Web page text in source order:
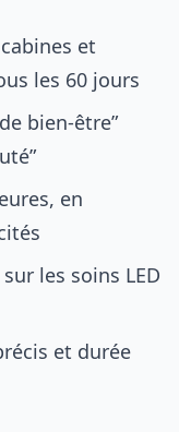
et
les 60 jours
bien-être”
en
les soins LED
et durée